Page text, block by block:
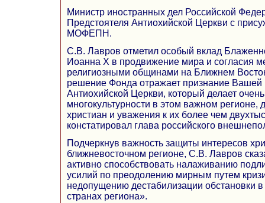
Министр иностранных дел Российской
Предстоятеля Антиохийской Церкви с
МОФЕПН.
С.В. Лавров отметил особый вклад
Иоанна X в продвижение мира и согласия
религиозными общинами на Ближнем
решение Фонда отражает признание Вашей
Антиохийской Церкви, который делает
многокультурности в этом важном регионе,
христиан и уважения к их более чем
констатировал глава российского
Подчеркнув важность защиты интересов
ближневосточном регионе, С.В. Лавров
активно способствовать налаживанию
усилий по преодолению мирным путем
недопущению дестабилизации обстановки
странах региона».